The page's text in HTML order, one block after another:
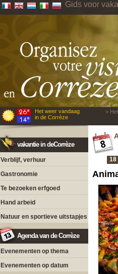
Gids voor
Het weer vandaag
in de Corrèze
>
vakantie in deCorrèze
Verblijf, verhuur
Gastronomie
Te bezoeken erfgoed
Hand arbeid
Natuur en sportieve uitstapjes
Agenda van de Corrèze
Evenementen op thema
Evenementen op datum
18